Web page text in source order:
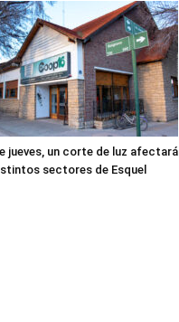
jueves, un corte de luz afectará
sectores de Esquel